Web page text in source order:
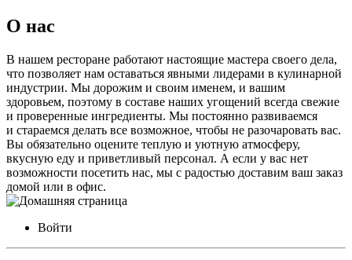
О нас
В нашем ресторане работают настоящие мастера своего дела,
что позволяет нам оставаться явными лидерами в кулинарной
индустрии. Мы дорожим и своим именем, и вашим
здоровьем, поэтому в составе наших угощений всегда свежие
и проверенные ингредиенты. Мы постоянно развиваемся
и стараемся делать все возможное, чтобы не разочаровать вас.
Вы обязательно оцените теплую и уютную атмосферу,
вкусную еду и приветливый персонал. А если у вас нет
возможности посетить нас, мы с радостью доставим ваш заказ
домой или в офис.
Войти